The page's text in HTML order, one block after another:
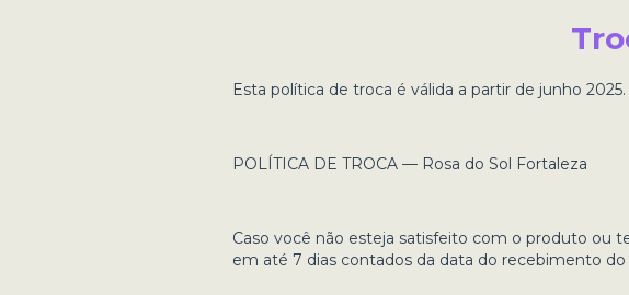
Esta política de troca é válida a partir de junho 2025.
POLÍTICA DE TROCA — Rosa do Sol Fortaleza
Caso você não esteja satisfeito com o produto ou
em até 7 dias contados da data do recebimento